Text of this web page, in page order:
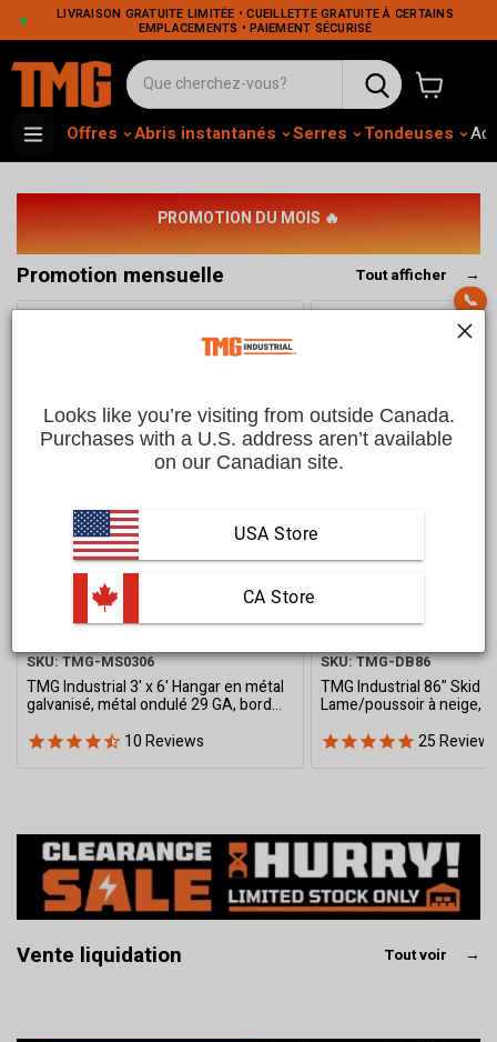
LIVRAISON GRATUITE LIMITÉE • CUEILLETTE GRATUITE À CERTAINS
EMPLACEMENTS • PAIEMENT SÉCURISÉ
Voir le
Offres Abris instantanés Serres Tondeuses
PROMOTION DU MOIS 🔥
Promotion mensuelle Tout afficher →
Save27%
$549.00 CAD
$749.00 CAD
SKU: TMG-MS0306
TMG Industrial 3' x 6' Hangar en métal
galvanisé, métal ondulé 29 GA, bord
10Reviews
$2,299.00 CAD
SKU: TMG-DB86
TMG Industrial 86" Skid
Lame/poussoir à neige,
réglables, montage
25Reviews
Vente liquidation Tout voir →
Looks like you’re visiting from outside Canada.
Purchases with a U.S. address aren’t available
on our Canadian site.
USA Store
CA Store
📞